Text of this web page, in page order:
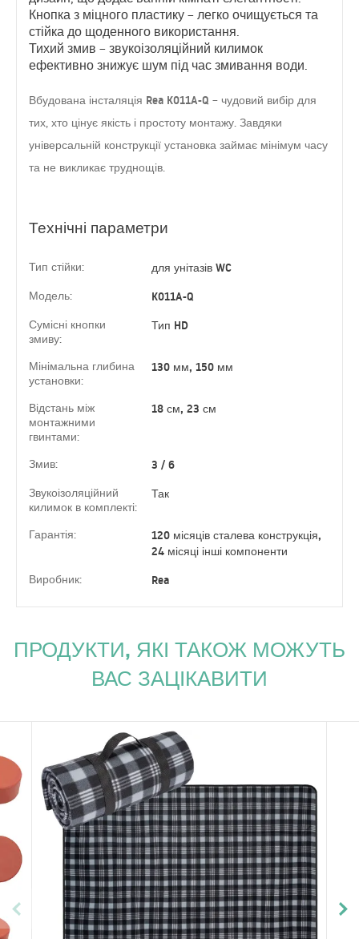
Технічні параметри
Тип стійки: для унітазів WC
Модель: K011A-Q
Сумісні кнопки
змиву:
Тип HD
Мінімальна глибина
установки:
130 мм, 150 мм
Відстань між
монтажними
гвинтами:
18 см, 23 см
Змив: 3 / 6
Звукоізоляційний
килимок в комплекті:
Так
Гарантія:
120 місяців сталева конструкція,
24 місяці інші компоненти
Виробник: Rea
Кнопка з міцного пластику – легко очищується та
стійка до щоденного використання.
Тихий змив – звукоізоляційний килимок
ефективно знижує шум під час змивання води.
Вбудована інсталяція Rea K011A-Q – чудовий вибір для
тих, хто цінує якість і простоту монтажу. Завдяки
універсальній конструкції установка займає мінімум часу
та не викликає труднощів.
ПРОДУКТИ, ЯКІ ТАКОЖ МОЖУТЬ
ВАС ЗАЦІКАВИТИ